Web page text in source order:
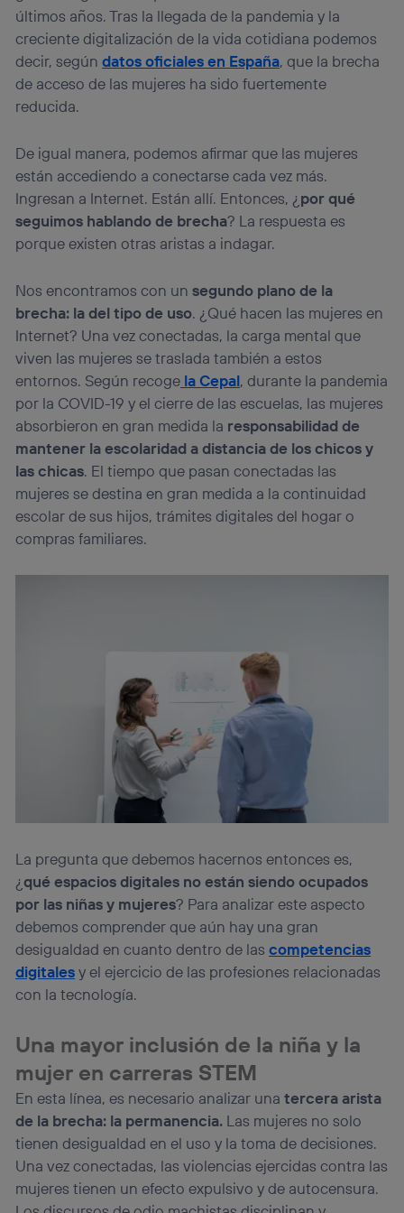
últimos años. Tras la llegada de la pandemia y la
creciente digitalización de la vida cotidiana podemos
decir, segúndatos oficiales en España, que la brecha
de acceso de las mujeres ha sido fuertemente
reducida.
De igual manera, podemos afirmar que las mujeres
están accediendo a conectarse cada vez más.
Ingresan a Internet. Están allí. Entonces, ¿ por qué
seguimos hablando de brecha? La respuesta es
porque existen otras aristas a indagar.
Nos encontramos con un segundo plano de la
brecha: la del tipo de uso. ¿Qué hacen las mujeres en
Internet? Una vez conectadas, la carga mental que
viven las mujeres se traslada también a estos
entornos. Según recoge la Cepal, durante la pandemia
por la COVID-19 y el cierre de las escuelas, las mujeres
absorbieron en gran medida la responsabilidad de
mantener la escolaridad a distancia de los chicos y
las chicas. El tiempo que pasan conectadas las
mujeres se destina en gran medida a la continuidad
escolar de sus hijos, trámites digitales del hogar o
compras familiares.
La pregunta que debemos hacernos entonces es,
¿qué espacios digitales no están siendo ocupados
por las niñas y mujeres? Para analizar este aspecto
debemos comprender que aún hay una gran
desigualdad en cuanto dentro de lascompetencias
digitalesy el ejercicio de las profesiones relacionadas
con la tecnología.
Una mayor inclusión de la niña y la
mujer en carreras STEM
En esta línea, es necesario analizar unatercera arista
de la brecha: la permanencia. Las mujeres no solo
tienen desigualdad en el uso y la toma de decisiones.
Una vez conectadas, las violencias ejercidas contra las
mujeres tienen un efecto expulsivo y de autocensura.
Puedes gestionar los consentimientos Utiq seleccionando
“Administrar Utiq” en la parte inferior de esta página web o
visitando el portal de privacidad de Utiq
(“consenthub”). Para más información, consulta
la política de privacidad de Utiq.